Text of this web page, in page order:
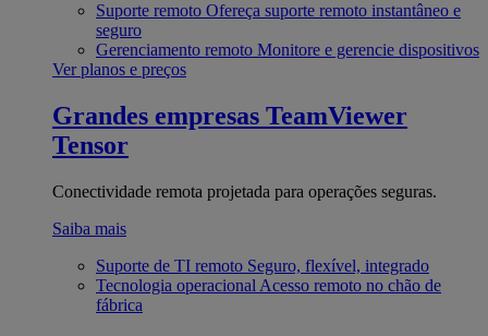
Suporte remoto Ofereça suporte remoto instantâneo e
seguro
Gerenciamento remoto Monitore e gerencie dispositivos
Ver planos e preços
Grandes empresas TeamViewer
Tensor
Conectividade remota projetada para operações seguras.
Saiba mais
Suporte de TI remoto Seguro, flexível, integrado
Tecnologia operacional Acesso remoto no chão de
fábrica